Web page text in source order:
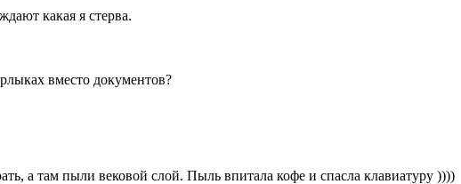
какая я стерва.
вместо документов?
а там пыли вековой слой. Пыль впитала кофе и спасла клавиатуру ))))